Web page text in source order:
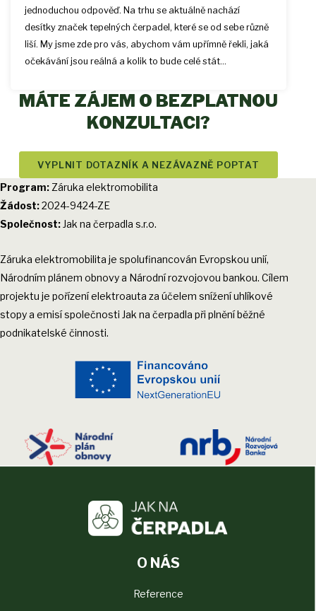
jednoduchou odpověď. Na trhu se aktuálně nachází
desítky značek tepelných čerpadel, které se od sebe různě
liší. My jsme zde pro vás, abychom vám upřímně řekli, jaká
očekávání jsou reálná a kolik to bude celé stát...
MÁTE ZÁJEM O BEZPLATNOU
KONZULTACI?
VYPLNIT DOTAZNÍK A NEZÁVAZNĚ POPTAT
Program: Záruka elektromobilita
Žádost:2024-9424-ZE
Společnost: Jak na čerpadla s.r.o.
Záruka elektromobilita je spolufinancován Evropskou unií,
Národním plánem obnovy a Národní rozvojovou bankou. Cílem
projektu je pořízení elektroauta za účelem snížení uhlíkové
stopy a emisí společnosti Jak na čerpadla při plnění běžné
podnikatelské činnosti.
O NÁS
Reference